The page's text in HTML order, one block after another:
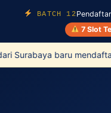
BATCH 12
7 Slot
Surabaya baru